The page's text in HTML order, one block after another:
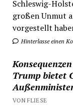
Schleswig-
großen Unmut
vorgestellt
Hinterlasse einen
Trump bietet
VON FLIESE